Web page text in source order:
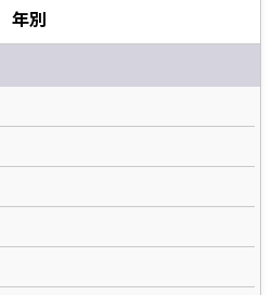
年別